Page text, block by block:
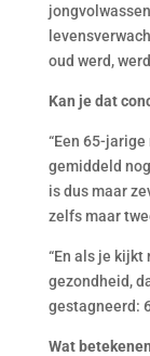
oud werd,
Kan je dat
“Een 65-
gemiddeld
is dus maar
zelfs maar
“En als je
gezondheid,
gestagneerd:
Wat